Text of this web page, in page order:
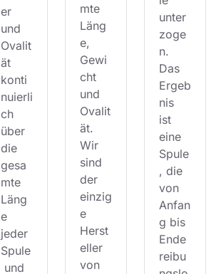
er
und
Ovalit
ät
konti
nuierli
ch
über
die
gesa
mte
Läng
e
jeder
Spule
und
mte
Läng
e,
Gewi
cht
und
Ovalit
ät.
Wir
sind
der
einzig
e
Herst
eller
von
unter
zoge
n.
Das
Ergeb
nis
ist
eine
Spule
, die
von
Anfan
g bis
Ende
reibu